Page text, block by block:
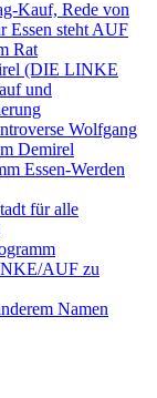
Kauf, Rede von
Essen steht AUF
Rat
(DIE LINKE
und
Wolfgang
Demirel
Essen-Werden
für alle
AUF zu
Namen